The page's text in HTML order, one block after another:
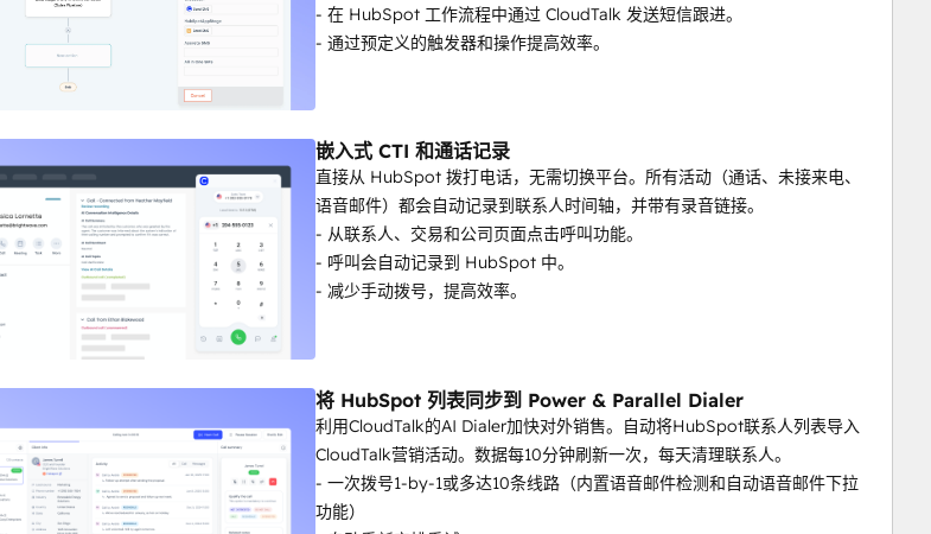
双向同步：自动记录通话、备注、录音和标签。
智能标签切换：我们的 CTI 可智能识别您的活动 HubSpot 标签，防止铃声中断。
- 在 HubSpot 工作流程中通过 CloudTalk 发送短信跟进。
- 通过预定义的触发器和操作提高效率。
嵌入式 CTI 和通话记录
直接从 HubSpot 拨打电话，无需切换平台。所有活动（通话、未接来电、
语音邮件）都会自动记录到联系人时间轴，并带有录音链接。
- 从联系人、交易和公司页面点击呼叫功能。
- 呼叫会自动记录到 HubSpot 中。
- 减少手动拨号，提高效率。
将 HubSpot 列表同步到 Power & Parallel Dialer
利用CloudTalk的AI Dialer加快对外销售。自动将HubSpot联系人列表导入
CloudTalk营销活动。数据每10分钟刷新一次，每天清理联系人。
- 一次拨号1-by-1或多达10条线路（内置语音邮件检测和自动语音邮件下拉
功能）